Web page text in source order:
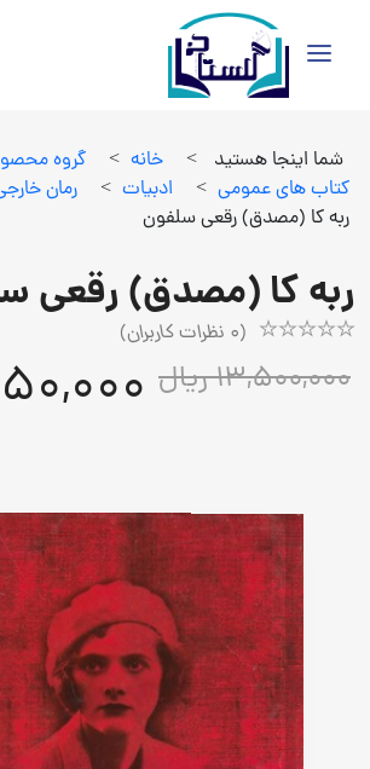
شما اینجا هستید > خانه > گروه
كتاب هاي عمومي > ادبيات > رمان
ربه کا (مصدق) رقعی سلفون
ربه کا (مصدق) رقعی
5.00
(
0 نظرات کاربران)
13,500,000 ریال